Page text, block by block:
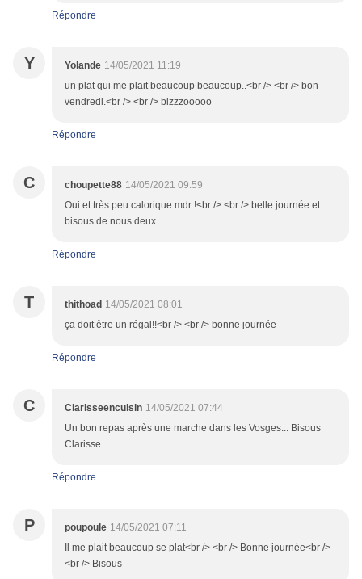
Répondre
Y Yolande 14/05/2021 11:19
un plat qui me plait beaucoup beaucoup..<br /> <br /> bon
vendredi.<br /> <br /> bizzzooooo
Répondre
C choupette88 14/05/2021 09:59
Oui et très peu calorique mdr !<br /> <br /> belle journée et
bisous de nous deux
Répondre
T thithoad 14/05/2021 08:01
ça doit être un régal!!<br /> <br /> bonne journée
Répondre
C Clarisseencuisin 14/05/2021 07:44
Un bon repas après une marche dans les Vosges... Bisous
Clarisse
Répondre
P poupoule 14/05/2021 07:11
Il me plait beaucoup se plat<br /> <br /> Bonne journée<br />
<br /> Bisous